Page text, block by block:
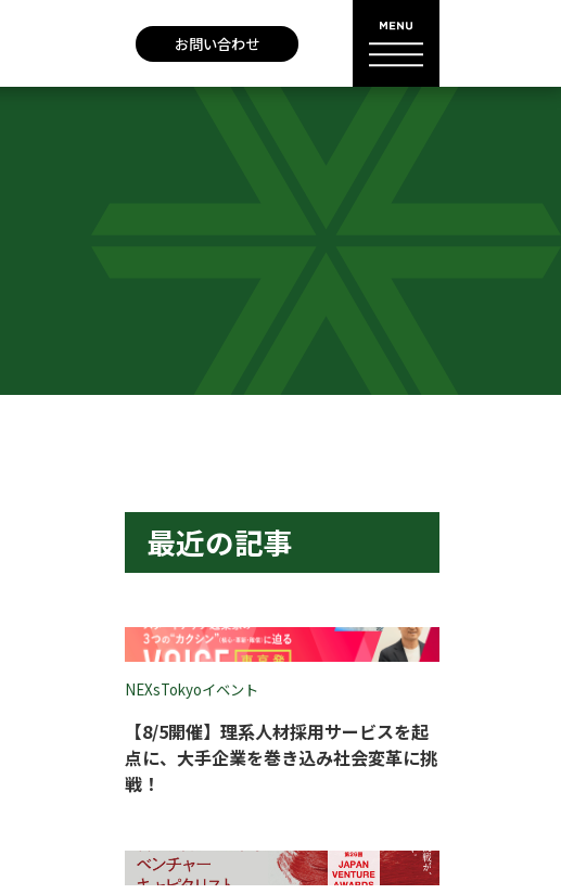
お問い合わせ
最近の記事
NEXsTokyoイベント
【8/5開催】理系人材採用サービスを起
点に、大手企業を巻き込み社会変革に挑
戦！